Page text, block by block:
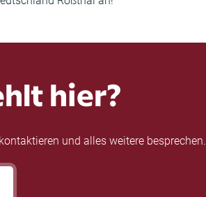
hier?
und alles weitere besprechen.